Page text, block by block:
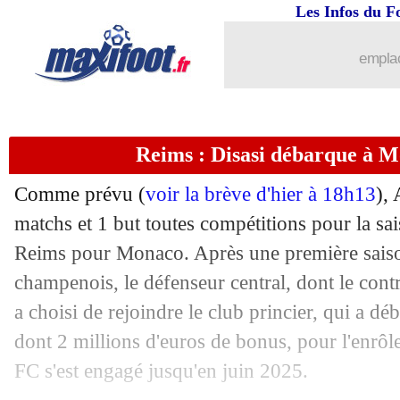
Les Infos du
Reims : Disasi débarque à
Comme prévu (voir la brève d'hier à 18h13),
matchs et 1 but toutes compétitions pour la
Reims pour Monaco. Après une première
champenois, le défenseur central, dont le
a choisi de rejoindre le club princier, qui a
dont 2 millions d'euros de bonus, pour
FC s'est engagé jusqu'en juin 2025.
PSG: Sévérac charge Meunier
07/08 Alkmaar
07/08 Barça: Setién s'explique pour
07/08 Bayern : Coman absent contre
07/08 Rangers : Gerrard met la pression sur
07/08 Juve: sous pression, Sarri évoque
07/08 Barça: Arthur va rentrer, mais...
07/08 Ang.: joueur de la saison, les